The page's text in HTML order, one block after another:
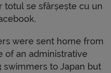
totul se sfârșește cu un
were sent home from
of an administrative
swimmers to Japan but